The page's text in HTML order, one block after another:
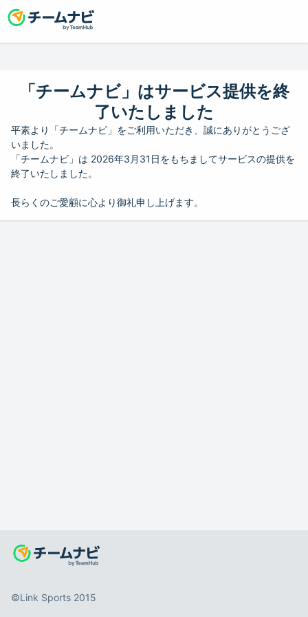
「チームナビ」はサービス提供を終
了いたしました
平素より「チームナビ」をご利用いただき、誠にありがとうござ
いました。
「チームナビ」は 2026年3月31日をもちましてサービスの提供を
終了いたしました。
長らくのご愛顧に心より御礼申し上げます。
©️Link Sports 2015